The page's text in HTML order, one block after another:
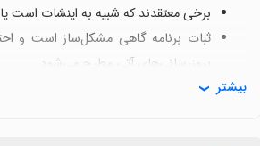
برخی معتقدند که شبیه به اینشات است
ثبات برنامه گاهی مشکل‌ساز است و
بروزرسانی‌های آتی مطرح می‌شود.
برخی ایرادهای کاربری مانند عدم بیشتر